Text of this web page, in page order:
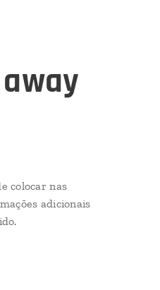
colocar nas
adicionais